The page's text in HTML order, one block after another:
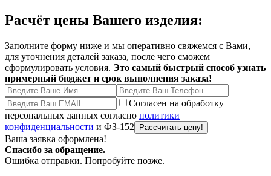
Расчёт цены Вашего изделия:
Заполните форму ниже и мы оперативно свяжемся с Вами,
для уточнения деталей заказа, после чего сможем
сформулировать условия. Это самый быстрый способ узнать
примерный бюджет и срок выполнения заказа!
Согласен на обработку
персональных данных согласно политики
конфиденциальности и ФЗ-152
Ваша заявка оформлена!
Спасибо за обращение.
Ошибка отправки. Попробуйте позже.